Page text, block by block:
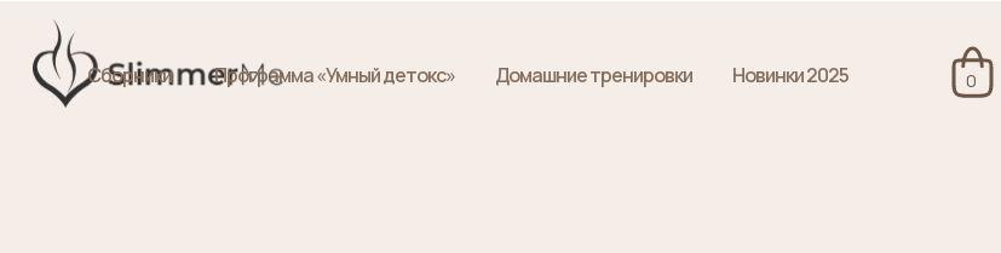
Программа «Умный детокс» Домашние тренировки Новинки 2025
Сборники 0